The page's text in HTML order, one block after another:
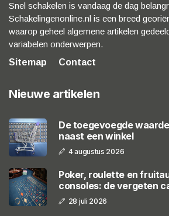
Snel schakelen is vandaag de dag
Schakelingenonline.nl is een breed
waarop geheel algemene artikelen
variabelen onderwerpen.
Sitemap
Contact
Nieuwe artikelen
De toegevoegde
naast een winkel
4 augustus 2026
Poker, roulette en
consoles: de vergeten
28 juli 2026